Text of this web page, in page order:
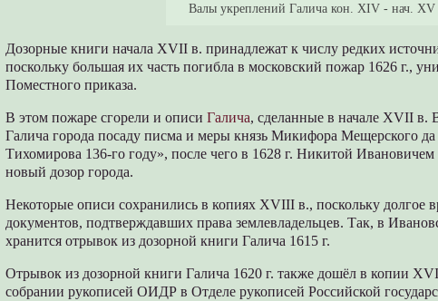
Валы укреплений Галича кон. XIV - нач. XV
Дозорные книги начала XVII в. принадлежат к числу редких
поскольку большая их часть погибла в московский пожар 1626 г.,
Поместного приказа.
В этом пожаре сгорели и описиГалича, сделанные в начале XVII в.
Галича города посаду писма и меры князь Микифора Мещерского да
Тихомирова 136-го году», после чего в 1628 г. Никитой
новый дозор города.
Некоторые описи сохранились в копиях XVIII в., поскольку долгое
документов, подтверждавших права землевладельцев. Так, в
хранится отрывок из дозорной книги Галича 1615 г.
Отрывок из дозорной книги Галича 1620 г. также дошёл в копии
собрании рукописей ОИДР в Отделе рукописей Российской